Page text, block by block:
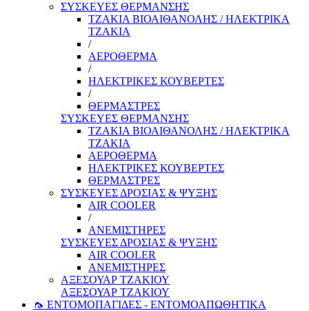
ΣΥΣΚΕΥΕΣ ΘΕΡΜΑΝΣΗΣ
ΤΖΑΚΙΑ ΒΙΟΑΙΘΑΝΟΛΗΣ / ΗΛΕΚΤΡΙΚΑ
ΤΖΑΚΙΑ
/
ΑΕΡΟΘΕΡΜΑ
/
ΗΛΕΚΤΡΙΚΕΣ ΚΟΥΒΕΡΤΕΣ
/
ΘΕΡΜΑΣΤΡΕΣ
ΣΥΣΚΕΥΕΣ ΘΕΡΜΑΝΣΗΣ
ΤΖΑΚΙΑ ΒΙΟΑΙΘΑΝΟΛΗΣ / ΗΛΕΚΤΡΙΚΑ
ΤΖΑΚΙΑ
ΑΕΡΟΘΕΡΜΑ
ΗΛΕΚΤΡΙΚΕΣ ΚΟΥΒΕΡΤΕΣ
ΘΕΡΜΑΣΤΡΕΣ
ΣΥΣΚΕΥΕΣ ΔΡΟΣΙΑΣ & ΨΥΞΗΣ
AIR COOLER
/
ΑΝΕΜΙΣΤΗΡΕΣ
ΣΥΣΚΕΥΕΣ ΔΡΟΣΙΑΣ & ΨΥΞΗΣ
AIR COOLER
ΑΝΕΜΙΣΤΗΡΕΣ
ΑΞΕΣΟΥΑΡ ΤΖΑΚΙΟΥ
ΑΞΕΣΟΥΑΡ ΤΖΑΚΙΟΥ
🦟 ΕΝΤΟΜΟΠΑΓΙΔΕΣ - ΕΝΤΟΜΟΑΠΩΘΗΤΙΚΑ